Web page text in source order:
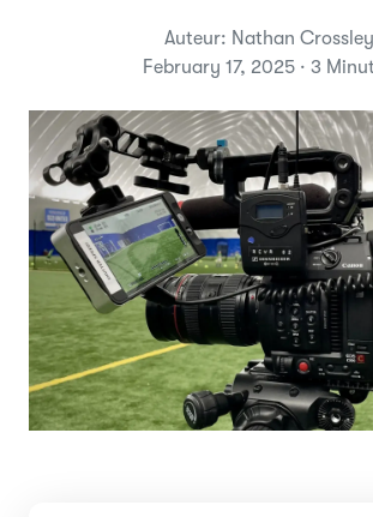
Auteur: Nathan Crossley
February 17, 2025 · 3